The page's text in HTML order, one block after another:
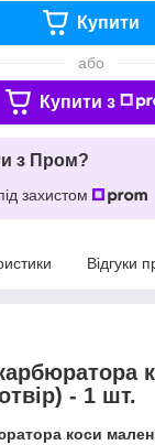
Купити
або
Купити з
з Пром?
захистом
Відгуки
- 1 шт.
коси